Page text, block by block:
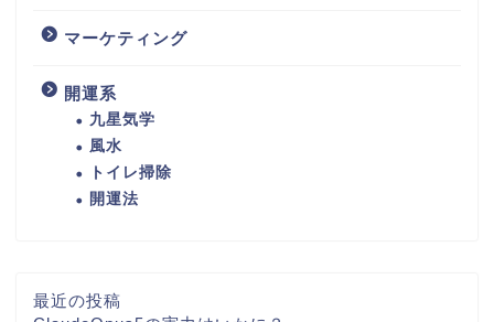
マーケティング
開運系
九星気学
風水
トイレ掃除
開運法
最近の投稿